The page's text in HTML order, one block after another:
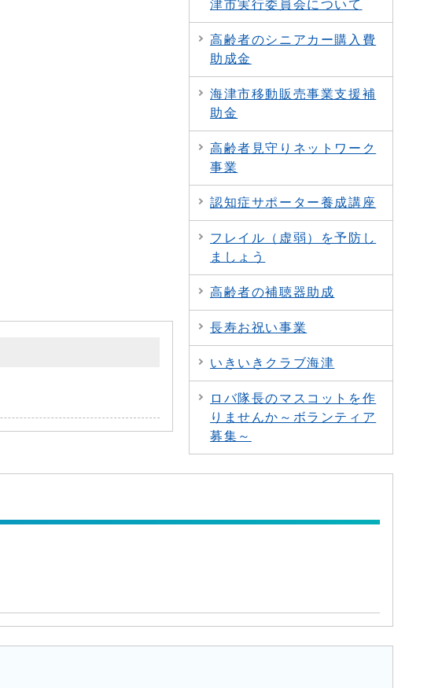
津市実行委員会について
高齢者のシニアカー購入費
助成金
海津市移動販売事業支援補
助金
高齢者見守りネットワーク
事業
認知症サポーター養成講座
フレイル（虚弱）を予防し
ましょう
高齢者の補聴器助成
長寿お祝い事業
いきいきクラブ海津
ロバ隊長のマスコットを作
りませんか～ボランティア
募集～